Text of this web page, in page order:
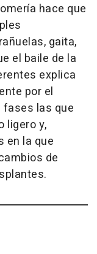
hace que
gaita,
el baile de la
explica
por el
las que
ligero y,
en la que
de